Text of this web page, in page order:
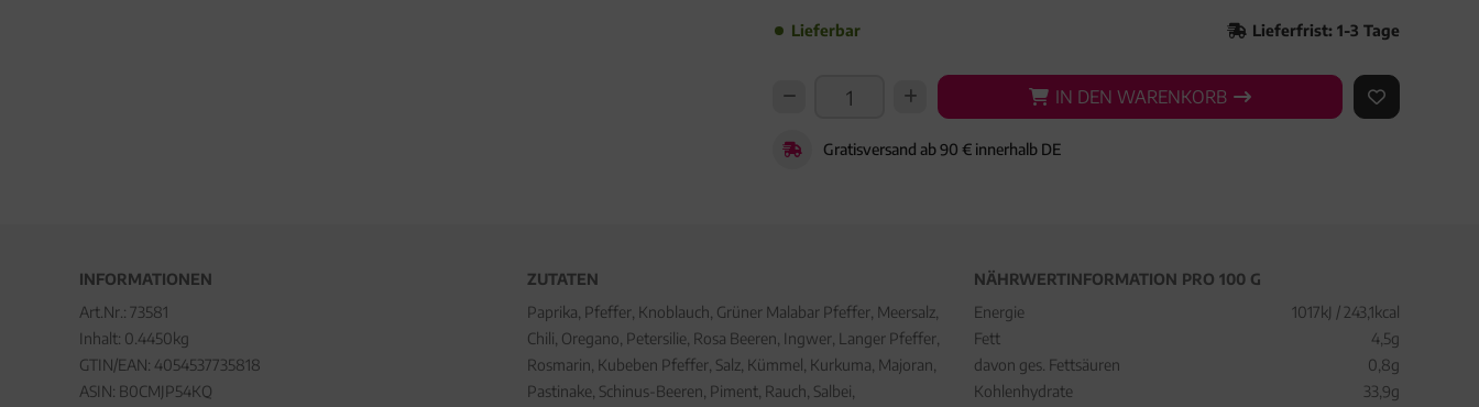
Lieferbar Lieferfrist: 1-3 Tage
IN DEN WARENKORB
IN DEN WARENKORB AUF DEN
Gratisversand ab 90 € innerhalb DE
INFORMATIONEN
Art.Nr.: 73581
Inhalt: 0.4450kg
GTIN/EAN: 4054537735818
ASIN: B0CMJP54KQ
ZUTATEN
Paprika, Pfeffer, Knoblauch, Grüner Malabar Pfeffer, Meersalz,
Chili, Oregano, Petersilie, Rosa Beeren, Ingwer, Langer Pfeffer,
Rosmarin, Kubeben Pfeffer, Salz, Kümmel, Kurkuma, Majoran,
Pastinake, Schinus-Beeren, Piment, Rauch, Salbei,
NÄHRWERTINFORMATION PRO 100 G
Energie
1017kJ / 243,1kcal
Fett
4,5g
davon ges. Fettsäuren
0,8g
Kohlenhydrate
33,9g